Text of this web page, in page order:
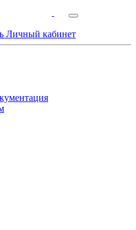
Личный кабинет